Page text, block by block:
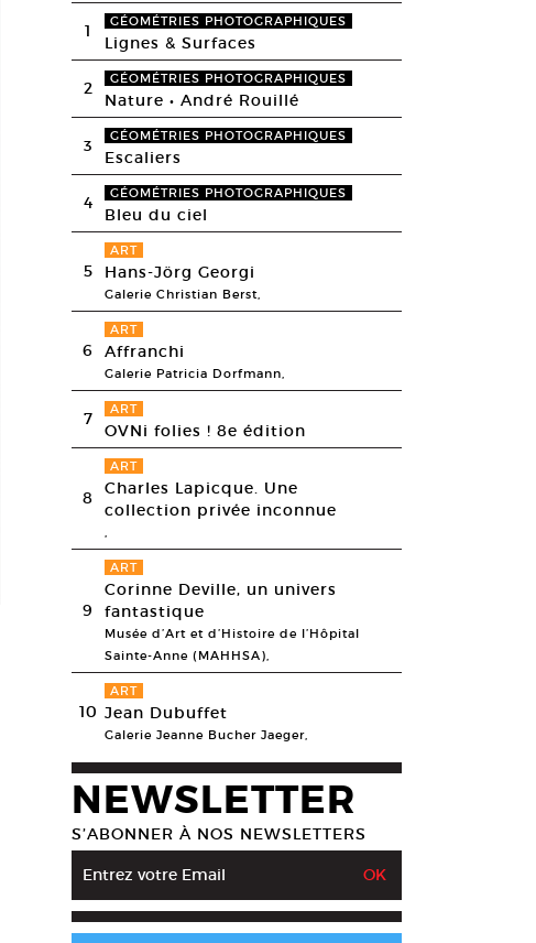
1 GÉOMÉTRIES PHOTOGRAPHIQUES
Lignes & Surfaces
2 GÉOMÉTRIES PHOTOGRAPHIQUES
Nature • André Rouillé
3 GÉOMÉTRIES PHOTOGRAPHIQUES
Escaliers
4 GÉOMÉTRIES PHOTOGRAPHIQUES
Bleu du ciel
5
ART
Hans-Jörg Georgi
Galerie Christian Berst,
6
ART
Affranchi
Galerie Patricia Dorfmann,
7 ART
OVNi folies ! 8e édition
8
ART
Charles Lapicque. Une
collection privée inconnue
,
9
ART
Corinne Deville, un univers
fantastique
Musée d’Art et d’Histoire de l’Hôpital
Sainte-Anne (MAHHSA),
10
ART
Jean Dubuffet
Galerie Jeanne Bucher Jaeger,
NEWSLETTER
S’ABONNER À NOS NEWSLETTERS